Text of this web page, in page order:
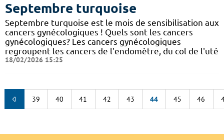
Septembre turquoise
Septembre turquoise est le mois de sensibilisation aux
cancers gynécologiques ! Quels sont les cancers
gynécologiques? Les cancers gynécologiques
regroupent les cancers de l'endomètre, du col de l'uté
18/02/2026 15:25
39 40 41 42 43 44 45 46